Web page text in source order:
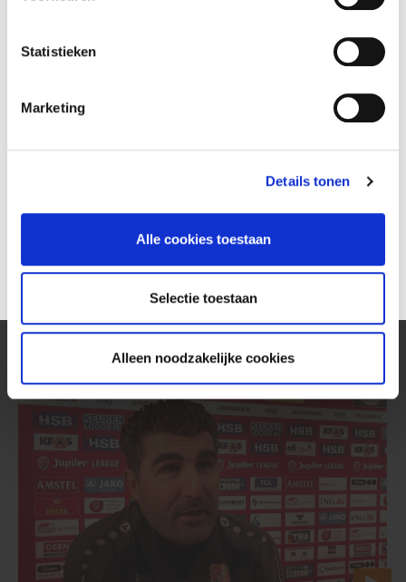
Statistieken
Marketing
Details tonen
Alle cookies toestaan
Selectie toestaan
Alleen noodzakelijke cookies
21 dec
(2017-18)